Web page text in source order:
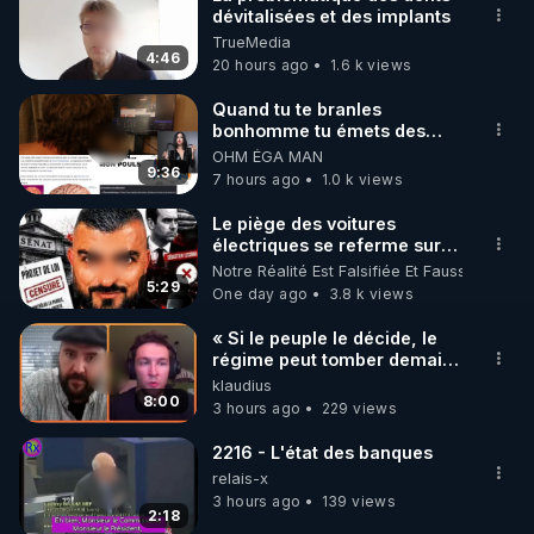
🌱 INSTAGRAM
https://www.instagram.com/rdlr_thierrycasasnovas/
http://rgnr.li/instagram
🌱 LA NEWSLETTER
Pour ne pas rater l’actualité RGNR (stages,
http://rgnr.li/news
🌱 VIDÉOS NON CENSURÉES SUR ODYSEE
Toutes les vidéos Youtube sont aussi sur la
http://rgnr.li/odysee
🌱 LES STAGES EN PRÉSENTIEL
http://rgnr.li/stages
4:46
dévitalisées et des implants
TrueMedia
20 hours ago
1.6 k views
9:36
Quand tu te branles
bonhomme tu émets des
ondes ils ont juste omis de
t'expliquer
OHM ÉGA MAN
7 hours ago
1.0 k views
5:29
Le piège des voitures
électriques se referme sur
les usagers !
Notre Réalité Est Falsifiée Et Fausse
One day ago
3.8 k views
8:00
« Si le peuple le décide, le
régime peut tomber demain !
»
klaudius
3 hours ago
229 views
2:18
2216 - L'état des banques
relais-x
3 hours ago
139 views